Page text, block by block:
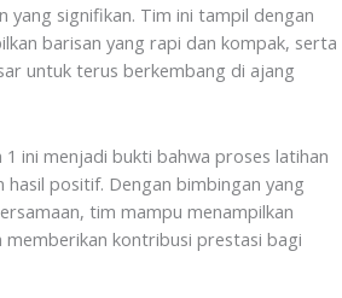
yang signifikan. Tim ini tampil dengan
barisan yang rapi dan kompak, serta
untuk terus berkembang di ajang
1 ini menjadi bukti bahwa proses latihan
hasil positif. Dengan bimbingan yang
tim mampu menampilkan
kontribusi prestasi bagi